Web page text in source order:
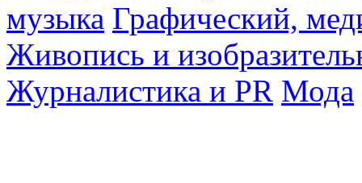
музыка Графический,
Живопись и
Журналистика и PR Мода